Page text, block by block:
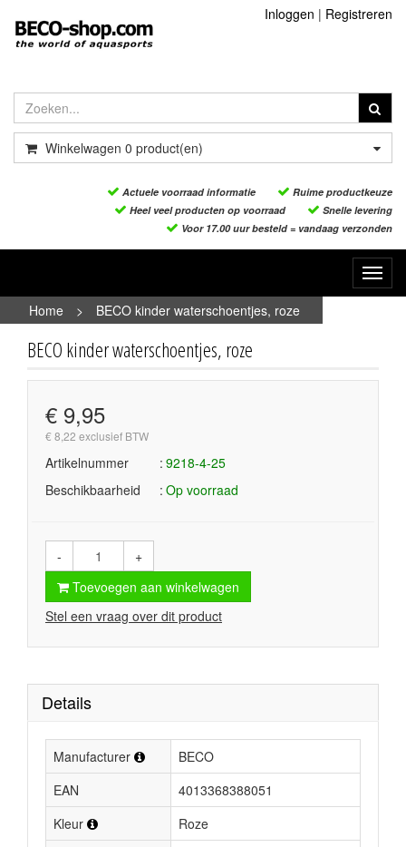
Inloggen | Registreren
Winkelwagen 0 product(en)
Actuele voorraad informatie
Ruime productkeuze
Heel veel producten op voorraad
Snelle levering
Voor 17.00 uur besteld = vandaag verzonden
Home
> BECO kinder waterschoentjes, roze
BECO kinder waterschoentjes, roze
€ 9,95
€ 8,22 exclusief BTW
Artikelnummer
9218-4-25
Beschikbaarheid
Op voorraad
-
+
Toevoegen aan winkelwagen
Stel een vraag over dit product
Details
Manufacturer
BECO
EAN
4013368388051
Kleur
Roze